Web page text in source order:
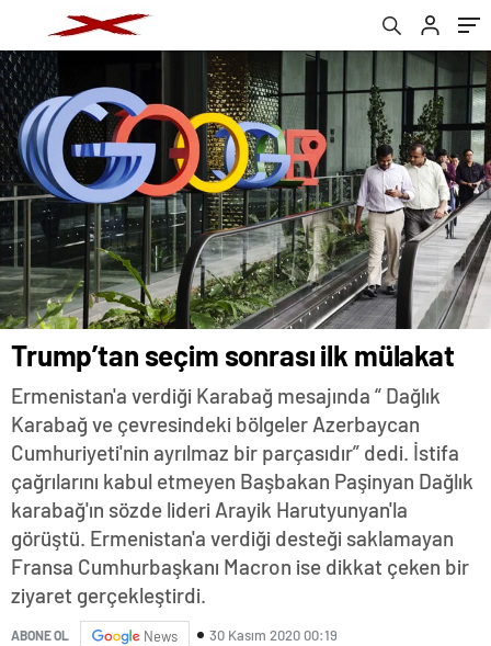
Trump’tan seçim sonrası ilk mülakat
Ermenistan'a verdiği Karabağ mesajında “ Dağlık
Karabağ ve çevresindeki bölgeler Azerbaycan
Cumhuriyeti'nin ayrılmaz bir parçasıdır” dedi. İstifa
çağrılarını kabul etmeyen Başbakan Paşinyan Dağlık
karabağ'ın sözde lideri Arayik Harutyunyan'la
görüştü. Ermenistan'a verdiği desteği saklamayan
Fransa Cumhurbaşkanı Macron ise dikkat çeken bir
ziyaret gerçekleştirdi.
ABONE OL News 30 Kasım 2020 00:19